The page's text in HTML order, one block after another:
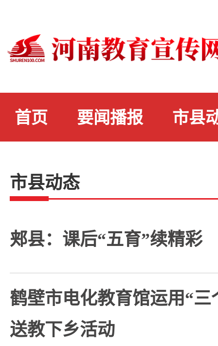
首页 要闻播报 市县
市县动态
郏县：课后“五育”续精彩
鹤壁市电化教育馆运用“三
送教下乡活动